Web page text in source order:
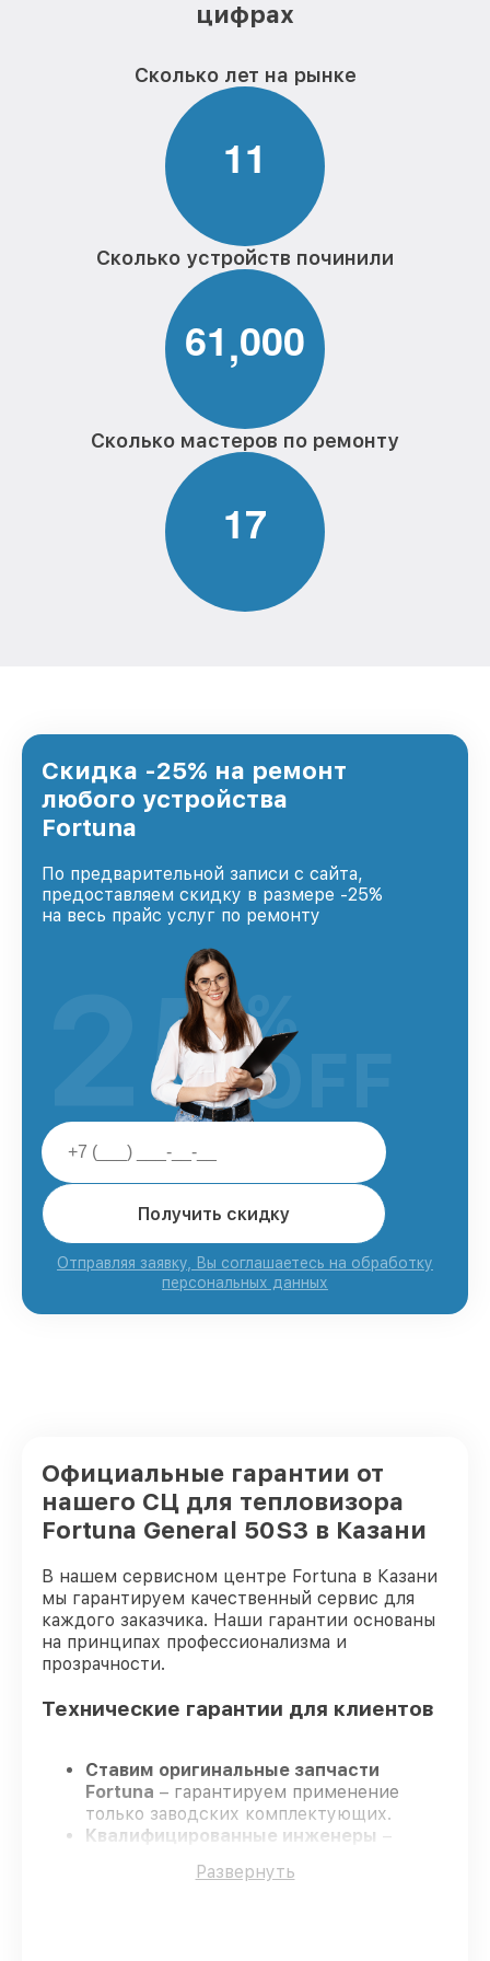
цифрах
Сколько лет на рынке
11
Сколько устройств починили
61,000
Сколько мастеров по ремонту
17
Скидка -25% на ремонт
любого устройства
Fortuna
По предварительной записи с сайта,
предоставляем скидку в размере -25%
на весь прайс услуг по ремонту
Получить скидку
Отправляя заявку, Вы соглашаетесь на обработку
персональных данных
25%
OFF
Официальные гарантии от
нашего СЦ для тепловизора
Fortuna General 50S3 в Казани
В нашем сервисном центре Fortuna в Казани
мы гарантируем качественный сервис для
каждого заказчика. Наши гарантии основаны
на принципах профессионализма и
прозрачности.
Технические гарантии для клиентов
Ставим оригинальные запчасти
Fortuna – гарантируем применение
только заводских комплектующих.
Квалифицированные инженеры –
гарантирует качество выполняемых
Развернуть